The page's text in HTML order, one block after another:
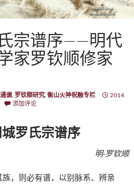
宗谱序——明代
家罗钦顺修家
谱, 罗钦顺研究, 衡山火神祝融专栏
2014
添加评论
罗氏宗谱序
明·罗钦顺
，则必有谱，以别脉系、辨亲